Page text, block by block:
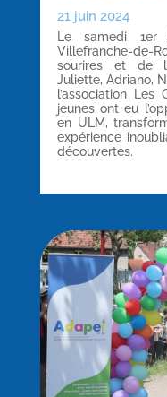
21 juin 2024
Le samedi 1er
Villefranche-de-
sourires et de
Juliette, Adriano,
l’association
jeunes ont eu
en ULM,
expérience
découvertes.